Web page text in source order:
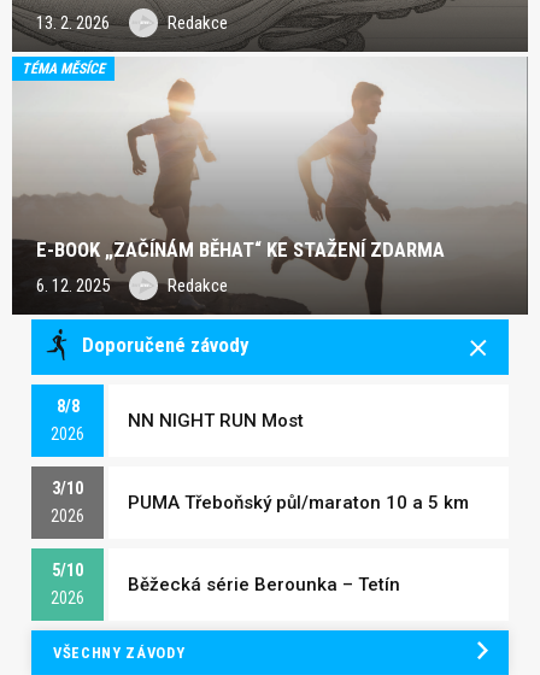
13. 2. 2026 Redakce
TÉMA MĚSÍCE
E-BOOK „ZAČÍNÁM BĚHAT“ KE STAŽENÍ ZDARMA
6. 12. 2025 Redakce
Doporučené závody
8/8
2026
NN NIGHT RUN Most
3/10
2026
PUMA Třeboňský půl/maraton 10 a 5 km
5/10
2026
Běžecká série Berounka – Tetín
VŠECHNY ZÁVODY